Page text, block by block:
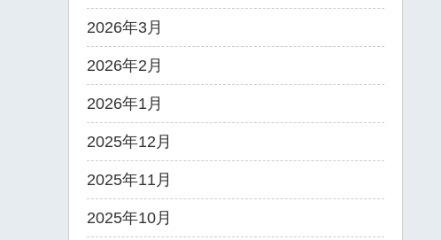
2026年3月
2026年2月
2026年1月
2025年12月
2025年11月
2025年10月